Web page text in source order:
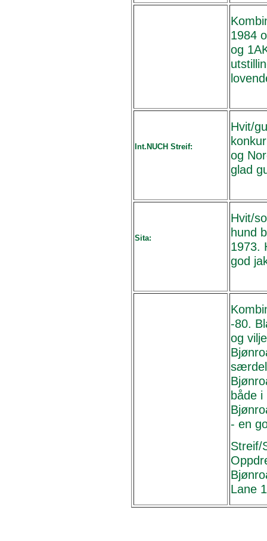
1984
og
Int.NUCH Streif:
Hvit/
og
glad
Sita:
Hvit/
hund
1973.
god
-80.
og
både i
- en
Streif/
Lane